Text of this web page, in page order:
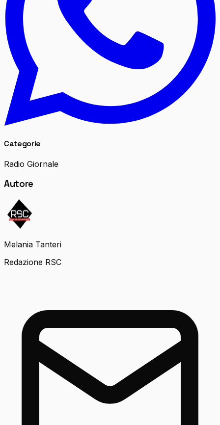
Categorie
Radio Giornale
Autore
Melania Tanteri
Redazione RSC